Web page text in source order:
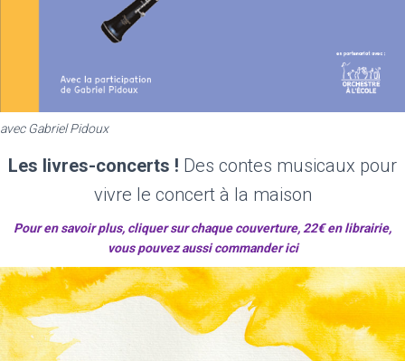
avec Gabriel Pidoux
Les livres-concerts ! Des contes musicaux pour
vivre le concert à la maison
Pour en savoir plus, cliquer sur chaque couverture, 22€ en librairie,
vous pouvez aussicommander ici